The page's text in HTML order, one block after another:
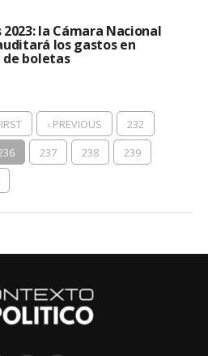
2023: la Cámara Nacional
los gastos en
boletas
‹ PREVIOUS
232
237 238
239